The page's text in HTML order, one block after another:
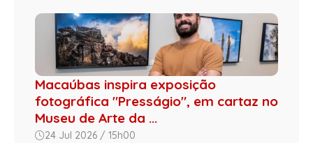
Macaúbas inspira exposição
fotográfica "Presságio", em cartaz no
Museu de Arte da ...
24 Jul 2026 / 15h00